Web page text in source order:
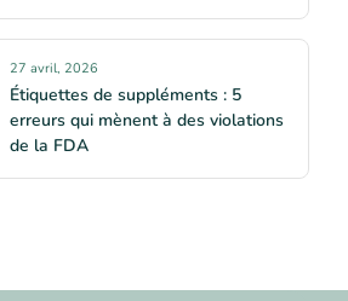
27 avril, 2026
Étiquettes de suppléments : 5
erreurs qui mènent à des violations
de la FDA